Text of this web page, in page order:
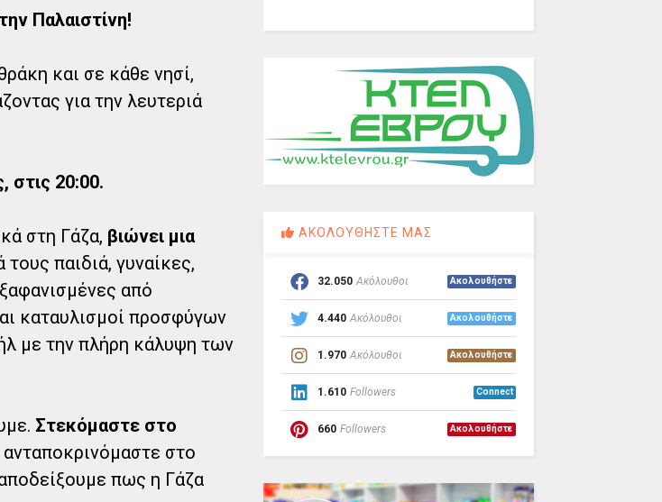
Παλαιστίνη!
και σε κάθε νησί,
για την λευτεριά
20:00.
στη Γάζα, βιώνει μια
παιδιά, γυναίκες,
από
καταυλισμοί προσφύγων
με την πλήρη κάλυψη των
Στεκόμαστε στο
στο
πως η Γάζα
ΑΚΟΛΟΥΘΗΣΤΕ ΜΑΣ
32.050 Ακόλουθοι Ακολουθήστε
4.440 Ακόλουθοι Ακολουθήστε
1.970 Ακόλουθοι Ακολουθήστε
1.610 Followers Connect
660 Followers Ακολουθήστε